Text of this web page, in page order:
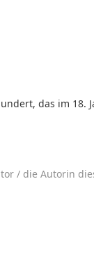
das im
/ die Autorin